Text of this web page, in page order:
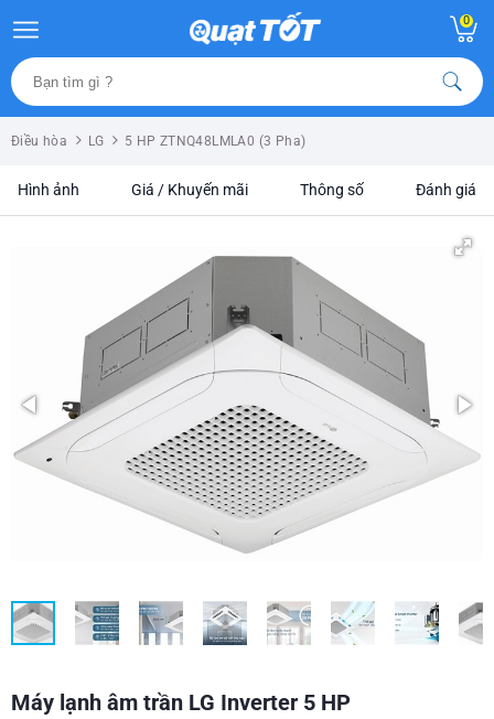
0
Điều hòa LG 5 HP ZTNQ48LMLA0 (3 Pha)
Hình ảnh Giá / Khuyến mãi Thông số Đánh giá
Máy lạnh âm trần LG Inverter 5 HP